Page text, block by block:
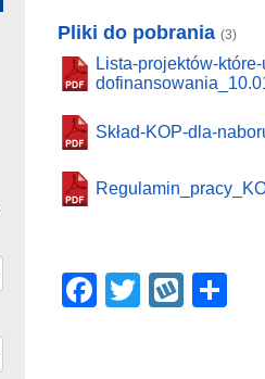
F
T
W
Pliki do pobrania (3)
Lista-projektów-
Skład-KOP-dla-